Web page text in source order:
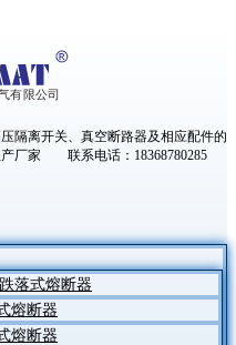
隔离开关、真空断路器及相应配件的
产厂家 联系电话：18368780285
落式熔断器
熔断器
熔断器